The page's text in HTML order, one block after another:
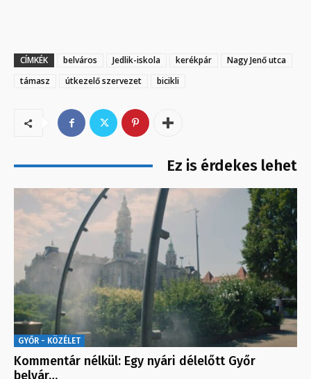
CÍMKÉK belváros Jedlik-iskola kerékpár
Nagy Jenő utca
támasz
útkezelő szervezet bicikli
Ez is érdekes lehet
GYŐR - KÖZÉLET
Kommentár nélkül: Egy nyári délelőtt Győr
belvár…